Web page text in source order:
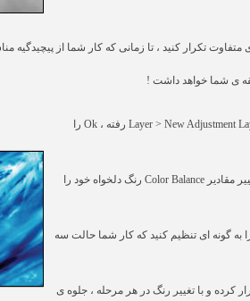
ی شما خواهد داشت !
Layer > New Adjustment رفته ، Ok را
مقادیر Color Balance رنگ دلخواه خود را
گونه ای تنظیم کنید که کار شما حالت سه
را می توانید تا 5 بار تکرار کرده و با تغییر رنگ در هر مرحله ، جلوه ی